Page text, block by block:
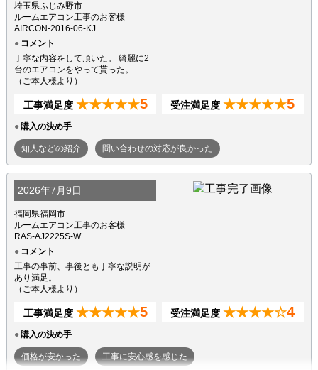
埼玉県ふじみ野市
ルームエアコン工事のお客様
AIRCON-2016-06-KJ
コメント
丁寧な内容をして頂いた。 綺麗に2
台のエアコンをやって貰った。
（ご本人様より）
工事満足度 ★★★★★5 受注満足度 ★★★★★5
購入の決め手
知人などの紹介 問い合わせの対応が良かった
2026年7月9日
福岡県福岡市
ルームエアコン工事のお客様
RAS-AJ2225S-W
コメント
工事の事前、事後とも丁寧な説明が
あり満足。
（ご本人様より）
工事満足度 ★★★★★5 受注満足度 ★★★★☆4
購入の決め手
価格が安かった 工事に安心感を感じた